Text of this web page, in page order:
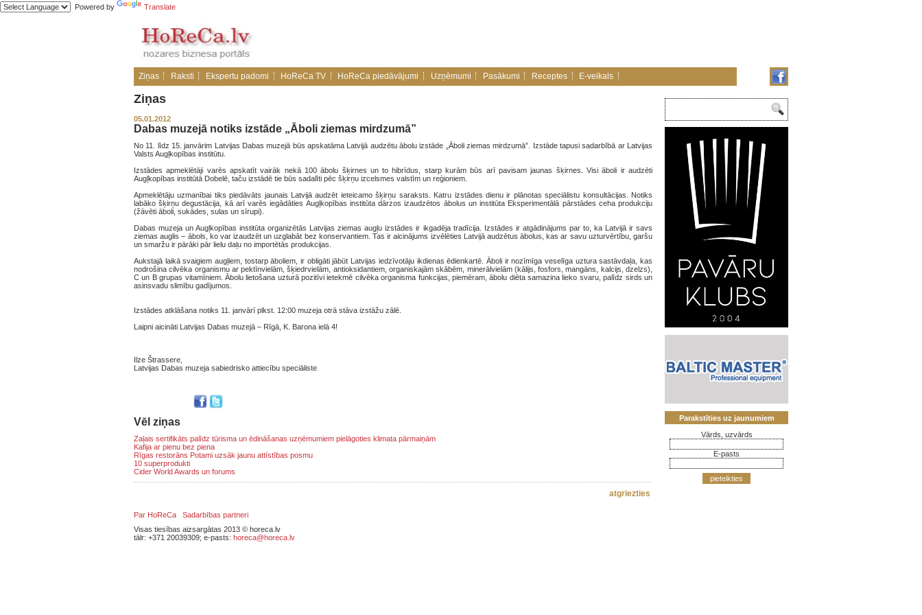
Powered by Translate
Ziņas Raksti Ekspertu padomi HoReCa TV HoReCa piedāvājumi Uzņēmumi Pasākumi Receptes E-veikals
Ziņas
05.01.2012
Dabas muzejā notiks izstāde „Āboli ziemas mirdzumā”
No 11. līdz 15. janvārim Latvijas Dabas muzejā būs apskatāma Latvijā audzētu ābolu izstāde „Āboli ziemas mirdzumā”. Izstāde tapusi sadarbībā ar Latvijas
Valsts Augļkopības institūtu.
Izstādes apmeklētāji varēs apskatīt vairāk nekā 100 ābolu šķirnes un to hibrīdus, starp kurām būs arī pavisam jaunas šķirnes. Visi āboli ir audzēti
Augļkopības institūtā Dobelē, taču izstādē tie būs sadalīti pēc šķirņu izcelsmes valstīm un reģioniem.
Apmeklētāju uzmanībai tiks piedāvāts jaunais Latvijā audzēt ieteicamo šķirņu saraksts. Katru izstādes dienu ir plānotas speciālistu konsultācijas. Notiks
labāko šķirņu degustācija, kā arī varēs iegādāties Augļkopības institūta dārzos izaudzētos ābolus un institūta Eksperimentālā pārstādes ceha produkciju
(žāvēti āboli, sukādes, sulas un sīrupi).
Dabas muzeja un Augļkopības institūta organizētās Latvijas ziemas augļu izstādes ir ikgadēja tradīcija. Izstādes ir atgādinājums par to, ka Latvijā ir savs
ziemas auglis – ābols, ko var izaudzēt un uzglabāt bez konservantiem. Tas ir aicinājums izvēlēties Latvijā audzētus ābolus, kas ar savu uzturvērtību, garšu
un smaržu ir pārāki pār lielu daļu no importētās produkcijas.
Aukstajā laikā svaigiem augļiem, tostarp āboliem, ir obligāti jābūt Latvijas iedzīvotāju ikdienas ēdienkartē. Āboli ir nozīmīga veselīga uztura sastāvdaļa, kas
nodrošina cilvēka organismu ar pektīnvielām, šķiedrvielām, antioksidantiem, organiskajām skābēm, minerālvielām (kālijs, fosfors, mangāns, kalcijs, dzelzs),
C un B grupas vitamīniem. Ābolu lietošana uzturā pozitīvi ietekmē cilvēka organisma funkcijas, piemēram, ābolu diēta samazina lieko svaru, palīdz sirds un
asinsvadu slimību gadījumos.
Izstādes atklāšana notiks 11. janvārī plkst. 12:00 muzeja otrā stāva izstāžu zālē.
Laipni aicināti Latvijas Dabas muzejā – Rīgā, K. Barona ielā 4!
Ilze Štrassere,
Latvijas Dabas muzeja sabiedrisko attiecību speciāliste
Vēl ziņas
Zaļais sertifikāts palīdz tūrisma un ēdināšanas uzņēmumiem pielāgoties klimata pārmaiņām
Kafija ar pienu bez piena
Rīgas restorāns Potami uzsāk jaunu attīstības posmu
10 superprodukti
Cider World Awards un forums
atgriezties
Parakstīties uz jaunumiem
Vārds, uzvārds
E-pasts
pieteikties
Par HoReCa
Sadarbības partneri
Visas tiesības aizsargātas 2013 © horeca.lv
tālr: +371 20039309; e-pasts: horeca@horeca.lv